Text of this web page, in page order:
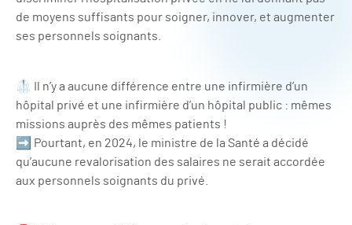
de moyens suffisants pour soigner, innover, et augmenter
ses personnels soignants.
🥼 Il n’y a aucune différence entre une infirmière d’un
hôpital privé et une infirmière d’un hôpital public : mêmes
missions auprès des mêmes patients !
➡ Pourtant, en 2024, le ministre de la Santé a décidé
qu’aucune revalorisation des salaires ne serait accordée
aux personnels soignants du privé.